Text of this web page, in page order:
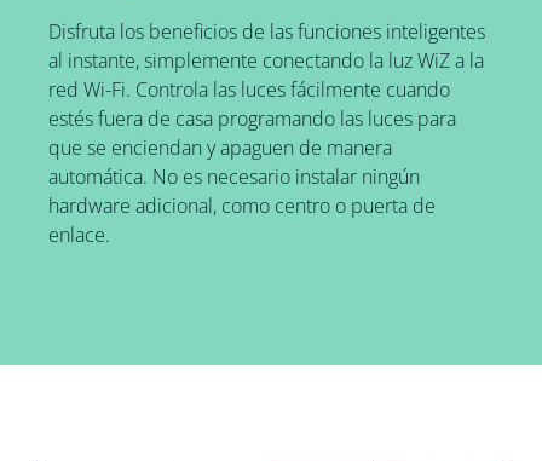
Disfruta los beneficios de las funciones inteligentes
al instante, simplemente conectando la luz WiZ a la
red Wi-Fi. Controla las luces fácilmente cuando
estés fuera de casa programando las luces para
que se enciendan y apaguen de manera
automática. No es necesario instalar ningún
hardware adicional, como centro o puerta de
enlace.